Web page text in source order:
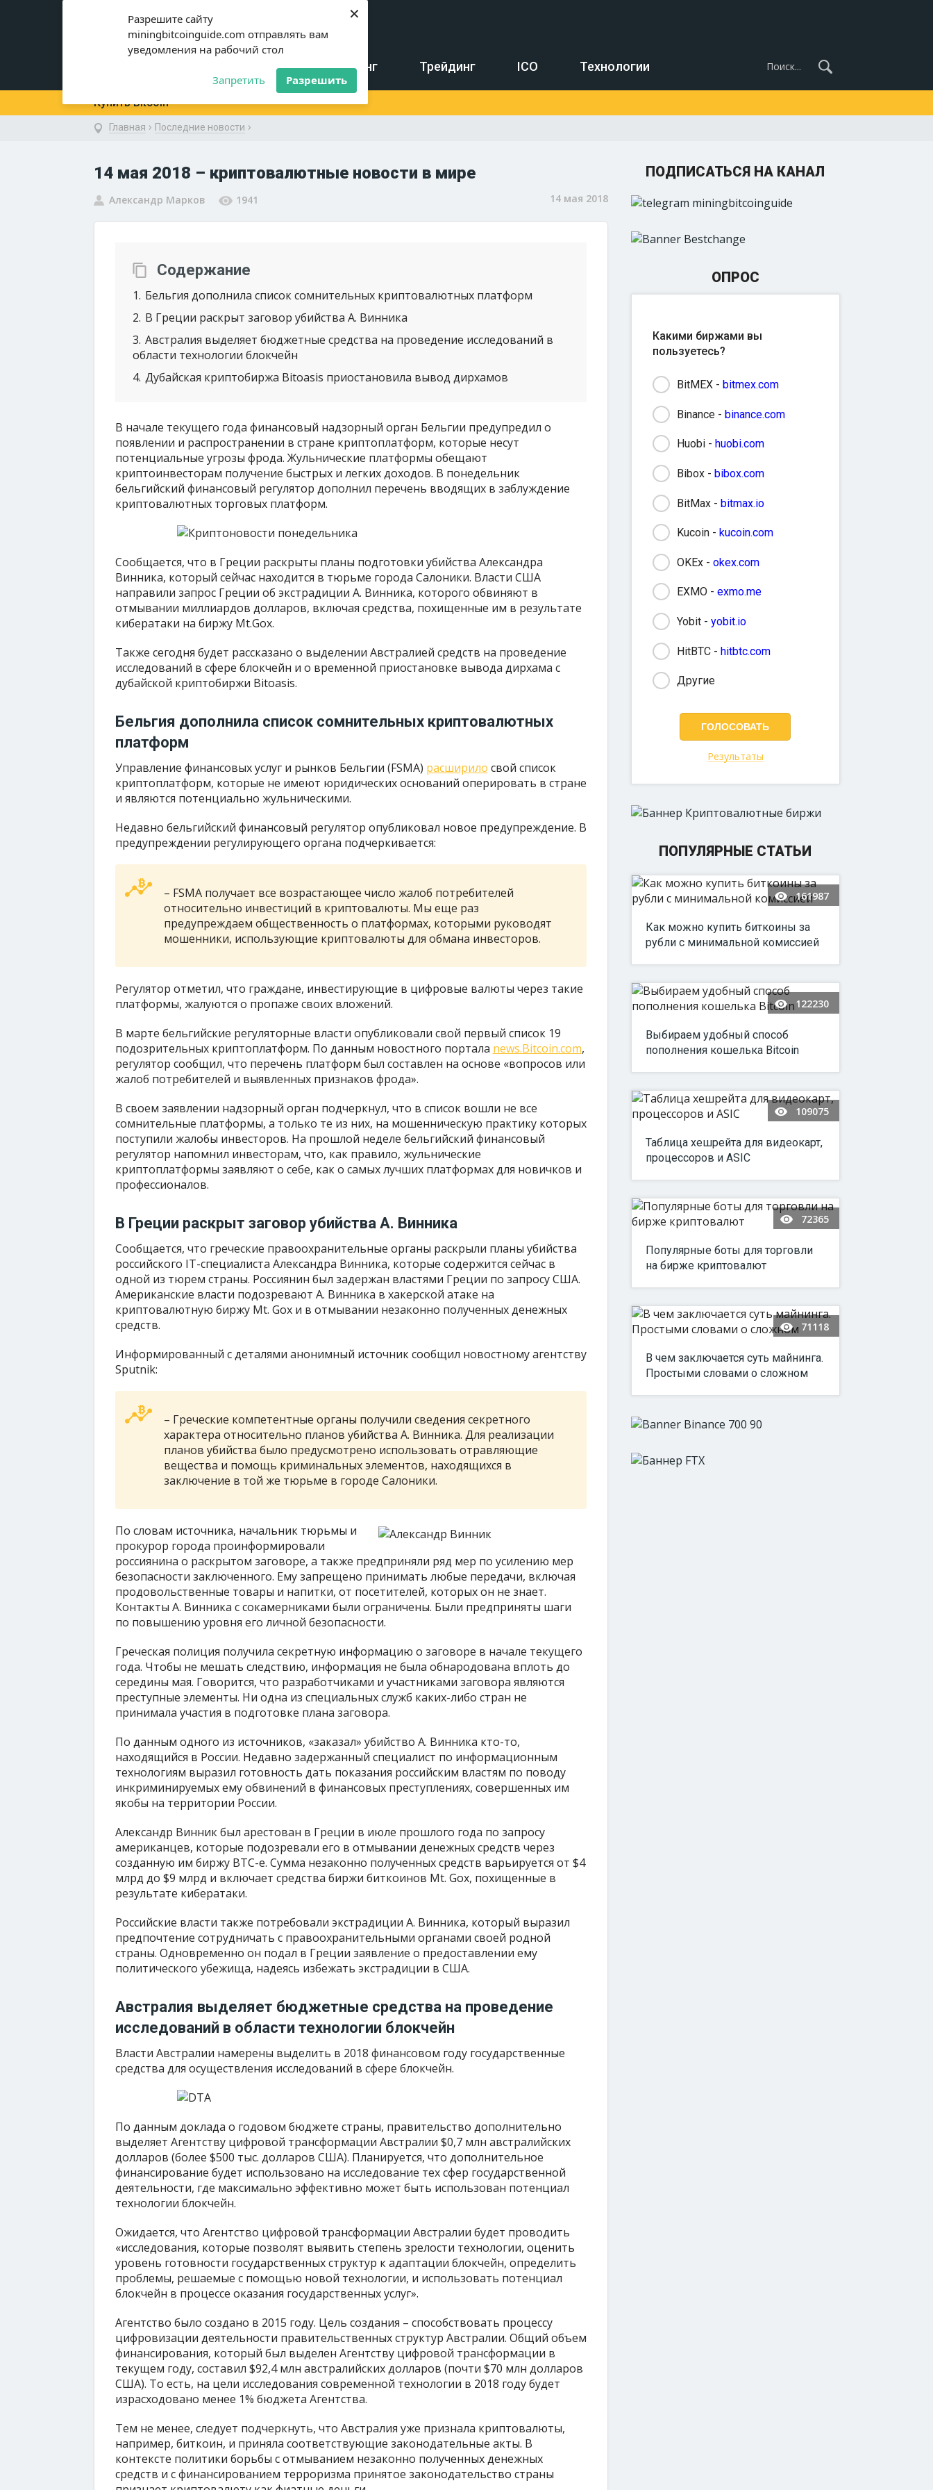
Разрешите сайту
miningbitcoinguide.com отправлять вам
уведомления на рабочий стол
Запретить Разрешить
×
miningbitcoinguide .com
Криптовалюты Майнинг Трейдинг ICO Технологии
Купить Bitcoin
Главная › Последние новости ›
14 мая 2018 – криптовалютные новости в мире
Александр Марков 1941 14 мая 2018
Содержание
1 Бельгия дополнила список сомнительных криптовалютных платформ
2 В Греции раскрыт заговор убийства А. Винника
3 Австралия выделяет бюджетные средства на проведение исследований в
области технологии блокчейн
4 Дубайская криптобиржа Bitoasis приостановила вывод дирхамов
В начале текущего года финансовый надзорный орган Бельгии предупредил о
появлении и распространении в стране криптоплатформ, которые несут
потенциальные угрозы фрода. Жульнические платформы обещают
криптоинвесторам получение быстрых и легких доходов. В понедельник
бельгийский финансовый регулятор дополнил перечень вводящих в заблуждение
криптовалютных торговых платформ.
Сообщается, что в Греции раскрыты планы подготовки убийства Александра
Винника, который сейчас находится в тюрьме города Салоники. Власти США
направили запрос Греции об экстрадиции А. Винника, которого обвиняют в
отмывании миллиардов долларов, включая средства, похищенные им в результате
кибератаки на биржу Mt.Gox.
Также сегодня будет рассказано о выделении Австралией средств на проведение
исследований в сфере блокчейн и о временной приостановке вывода дирхама с
дубайской криптобиржи Bitoasis.
Бельгия дополнила список сомнительных криптовалютных
платформ
Управление финансовых услуг и рынков Бельгии (FSMA) расширило свой список
криптоплатформ, которые не имеют юридических оснований оперировать в стране
и являются потенциально жульническими.
Недавно бельгийский финансовый регулятор опубликовал новое предупреждение. В
предупреждении регулирующего органа подчеркивается:
– FSMA получает все возрастающее число жалоб потребителей
относительно инвестиций в криптовалюты. Мы еще раз
предупреждаем общественность о платформах, которыми руководят
мошенники, использующие криптовалюты для обмана инвесторов.
Регулятор отметил, что граждане, инвестирующие в цифровые валюты через такие
платформы, жалуются о пропаже своих вложений.
В марте бельгийские регуляторные власти опубликовали свой первый список 19
подозрительных криптоплатформ. По данным новостного портала news.Bitcoin.com,
регулятор сообщил, что перечень платформ был составлен на основе «вопросов или
жалоб потребителей и выявленных признаков фрода».
В своем заявлении надзорный орган подчеркнул, что в список вошли не все
сомнительные платформы, а только те из них, на мошенническую практику которых
поступили жалобы инвесторов. На прошлой неделе бельгийский финансовый
регулятор напомнил инвесторам, что, как правило, жульнические
криптоплатформы заявляют о себе, как о самых лучших платформах для новичков и
профессионалов.
В Греции раскрыт заговор убийства А. Винника
Сообщается, что греческие правоохранительные органы раскрыли планы убийства
российского IT-специалиста Александра Винника, которые содержится сейчас в
одной из тюрем страны. Россиянин был задержан властями Греции по запросу США.
Американские власти подозревают А. Винника в хакерской атаке на
криптовалютную биржу Mt. Gox и в отмывании незаконно полученных денежных
средств.
Информированный с деталями анонимный источник сообщил новостному агентству
Sputnik:
– Греческие компетентные органы получили сведения секретного
характера относительно планов убийства А. Винника. Для реализации
планов убийства было предусмотрено использовать отравляющие
вещества и помощь криминальных элементов, находящихся в
заключение в той же тюрьме в городе Салоники.
По словам источника, начальник тюрьмы и
прокурор города проинформировали
россиянина о раскрытом заговоре, а также предприняли ряд мер по усилению мер
безопасности заключенного. Ему запрещено принимать любые передачи, включая
продовольственные товары и напитки, от посетителей, которых он не знает.
Контакты А. Винника с сокамерниками были ограничены. Были предприняты шаги
по повышению уровня его личной безопасности.
Греческая полиция получила секретную информацию о заговоре в начале текущего
года. Чтобы не мешать следствию, информация не была обнародована вплоть до
середины мая. Говорится, что разработчиками и участниками заговора являются
преступные элементы. Ни одна из специальных служб каких-либо стран не
принимала участия в подготовке плана заговора.
По данным одного из источников, «заказал» убийство А. Винника кто-то,
находящийся в России. Недавно задержанный специалист по информационным
технологиям выразил готовность дать показания российским властям по поводу
инкриминируемых ему обвинений в финансовых преступлениях, совершенных им
якобы на территории России.
Александр Винник был арестован в Греции в июле прошлого года по запросу
американцев, которые подозревали его в отмывании денежных средств через
созданную им биржу BTC-e. Сумма незаконно полученных средств варьируется от $4
млрд до $9 млрд и включает средства биржи биткоинов Mt. Gox, похищенные в
результате кибератаки.
Российские власти также потребовали экстрадиции А. Винника, который выразил
предпочтение сотрудничать с правоохранительными органами своей родной
страны. Одновременно он подал в Греции заявление о предоставлении ему
политического убежища, надеясь избежать экстрадиции в США.
Австралия выделяет бюджетные средства на проведение
исследований в области технологии блокчейн
Власти Австралии намерены выделить в 2018 финансовом году государственные
средства для осуществления исследований в сфере блокчейн.
По данным доклада о годовом бюджете страны, правительство дополнительно
выделяет Агентству цифровой трансформации Австралии $0,7 млн австралийских
долларов (более $500 тыс. долларов США). Планируется, что дополнительное
финансирование будет использовано на исследование тех сфер государственной
деятельности, где максимально эффективно может быть использован потенциал
технологии блокчейн.
Ожидается, что Агентство цифровой трансформации Австралии будет проводить
«исследования, которые позволят выявить степень зрелости технологии, оценить
уровень готовности государственных структур к адаптации блокчейн, определить
проблемы, решаемые с помощью новой технологии, и использовать потенциал
блокчейн в процессе оказания государственных услуг».
Агентство было создано в 2015 году. Цель создания – способствовать процессу
цифровизации деятельности правительственных структур Австралии. Общий объем
финансирования, который был выделен Агентству цифровой трансформации в
текущем году, составил $92,4 млн австралийских долларов (почти $70 млн долларов
США). То есть, на цели исследования современной технологии в 2018 году будет
израсходовано менее 1% бюджета Агентства.
Тем не менее, следует подчеркнуть, что Австралия уже признала криптовалюты,
например, биткоин, и приняла соответствующие законодательные акты. В
контексте политики борьбы с отмыванием незаконно полученных денежных
средств и с финансированием терроризма принятое законодательство страны
ПОДПИСАТЬСЯ НА КАНАЛ
ОПРОС
Какими биржами вы
пользуетесь?
BitMEX - bitmex.com
Binance - binance.com
Huobi - huobi.com
Bibox - bibox.com
BitMax - bitmax.io
Kucoin - kucoin.com
OKEx - okex.com
EXMO - exmo.me
Yobit - yobit.io
HitBTC - hitbtc.com
Другие
Результаты
ПОПУЛЯРНЫЕ СТАТЬИ
161987
Как можно купить биткоины за
рубли с минимальной комиссией
122230
Выбираем удобный способ
пополнения кошелька Bitcoin
109075
Таблица хешрейта для видеокарт,
процессоров и ASIC
72365
Популярные боты для торговли
на бирже криптовалют
71118
В чем заключается суть майнинга.
Простыми словами о сложном